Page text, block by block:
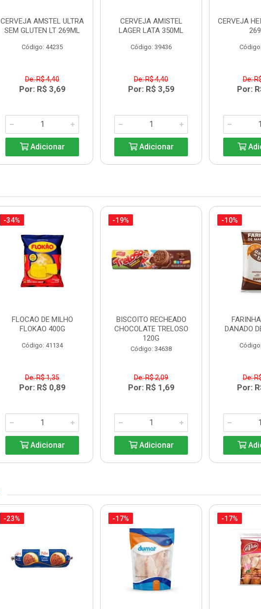
CERVEJA AMSTEL ULTRA
SEM GLUTEN LT 269ML
Código: 44235
De: R$ 4,40
Por: R$ 3,69
Adicionar
CERVEJA AMISTEL
LAGER LATA 350ML
Código: 39436
De: R$ 4,40
Por: R$ 3,59
Adicionar
CERVEJA
De:
Por:
-34%
FLOCAO DE MILHO
FLOKAO 400G
Código: 41134
De: R$ 1,35
Por: R$ 0,89
Adicionar
-19%
BISCOITO RECHEADO
CHOCOLATE TRELOSO
120G
Código: 34638
De: R$ 2,09
Por: R$ 1,69
Adicionar
-10%
DANADO
De:
Por:
-23% -17% -17%